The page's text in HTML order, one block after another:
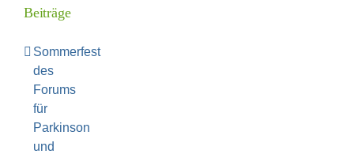
Beiträge
Sommerfest
des
Forums
für
Parkinson
und